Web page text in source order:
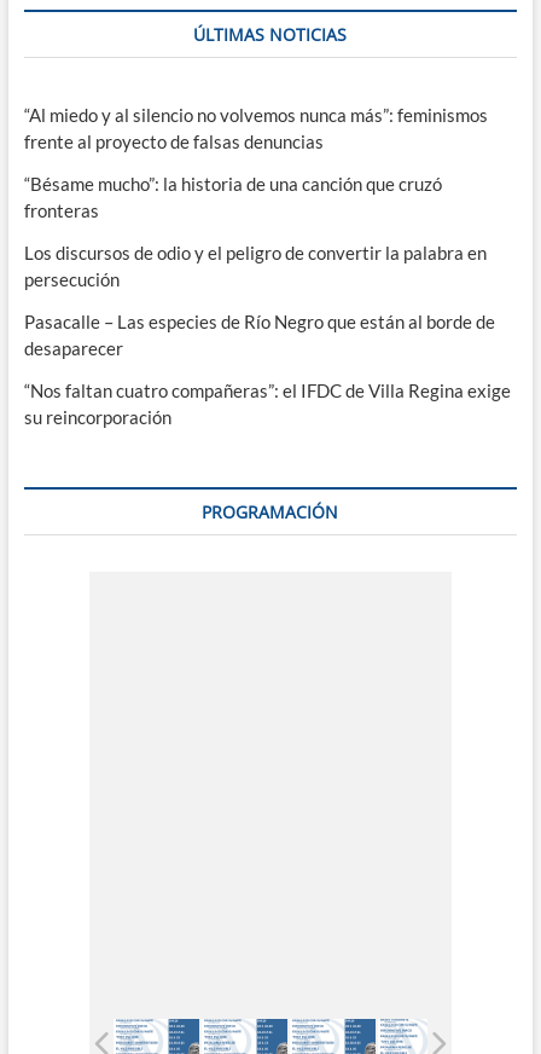
ÚLTIMAS NOTICIAS
“Al miedo y al silencio no volvemos nunca más”: feminismos
frente al proyecto de falsas denuncias
“Bésame mucho”: la historia de una canción que cruzó
fronteras
Los discursos de odio y el peligro de convertir la palabra en
persecución
Pasacalle – Las especies de Río Negro que están al borde de
desaparecer
“Nos faltan cuatro compañeras”: el IFDC de Villa Regina exige
su reincorporación
PROGRAMACIÓN